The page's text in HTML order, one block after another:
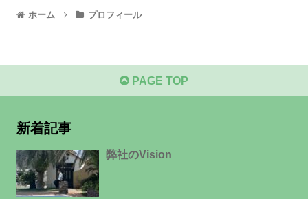
ホーム プロフィール
PAGE TOP
新着記事
弊社のVision